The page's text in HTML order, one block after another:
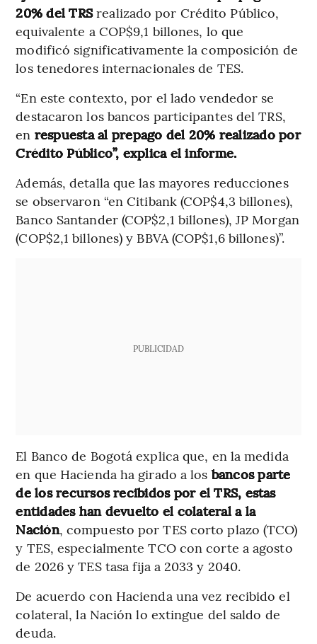
20% del TRSrealizado por Crédito Público,
equivalente a COP$9,1 billones, lo que
modificó significativamente la composición de
los tenedores internacionales de TES.
“En este contexto, por el lado vendedor se
destacaron los bancos participantes del TRS,
en respuesta al prepago del 20% realizado por
Crédito Público”, explica el informe.
Además, detalla que las mayores reducciones
se observaron “en Citibank (COP$4,3 billones),
Banco Santander (COP$2,1 billones), JP Morgan
(COP$2,1 billones) y BBVA (COP$1,6 billones)”.
PUBLICIDAD
El Banco de Bogotá explica que, en la medida
en que Hacienda ha girado a los bancos parte
de los recursos recibidos por el TRS, estas
entidades han devuelto el colateral a la
Nación, compuesto por TES corto plazo (TCO)
y TES, especialmente TCO con corte a agosto
de 2026 y TES tasa fija a 2033 y 2040.
De acuerdo con Hacienda una vez recibido el
colateral, la Nación lo extingue del saldo de
deuda.